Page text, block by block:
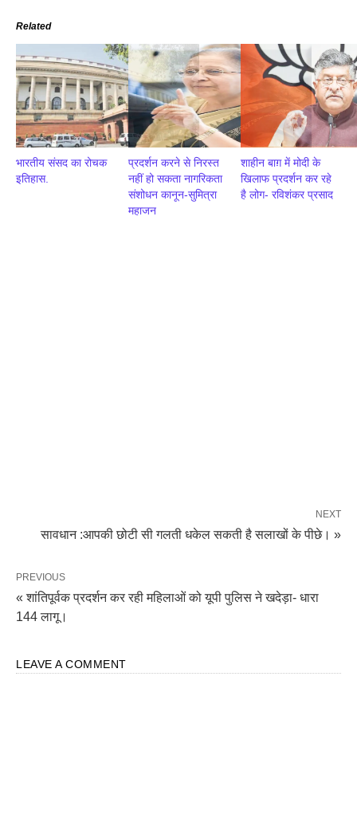
Related
भारतीय संसद का रोचक
इतिहास.
प्रदर्शन करने से निरस्त
नहीं हो सकता नागरिकता
संशोधन कानून-सुमित्रा
महाजन
शाहीन बाग़ में मोदी के
खिलाफ प्रदर्शन कर रहे
है लोग- रविशंकर प्रसाद
NEXT
सावधान :आपकी छोटी सी गलती धकेल सकती है सलाखों के पीछे। »
PREVIOUS
« शांतिपूर्वक प्रदर्शन कर रही महिलाओं को यूपी पुलिस ने खदेड़ा- धारा
144 लागू।
LEAVE A COMMENT